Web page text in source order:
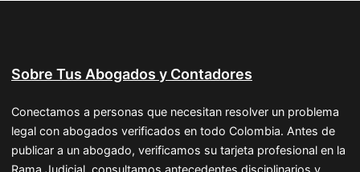
Sobre Tus Abogados y Contadores
Conectamos a personas que necesitan resolver un problema
legal con abogados verificados en todo Colombia. Antes de
publicar a un abogado, verificamos su tarjeta profesional en la
Rama Judicial, consultamos antecedentes disciplinarios y